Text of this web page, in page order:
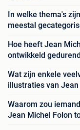
In welke thema's
meestal
Hoe heeft Jean
ontwikkeld
Wat zijn enkele
illustraties van
Waarom zou
Jean Michel Folon